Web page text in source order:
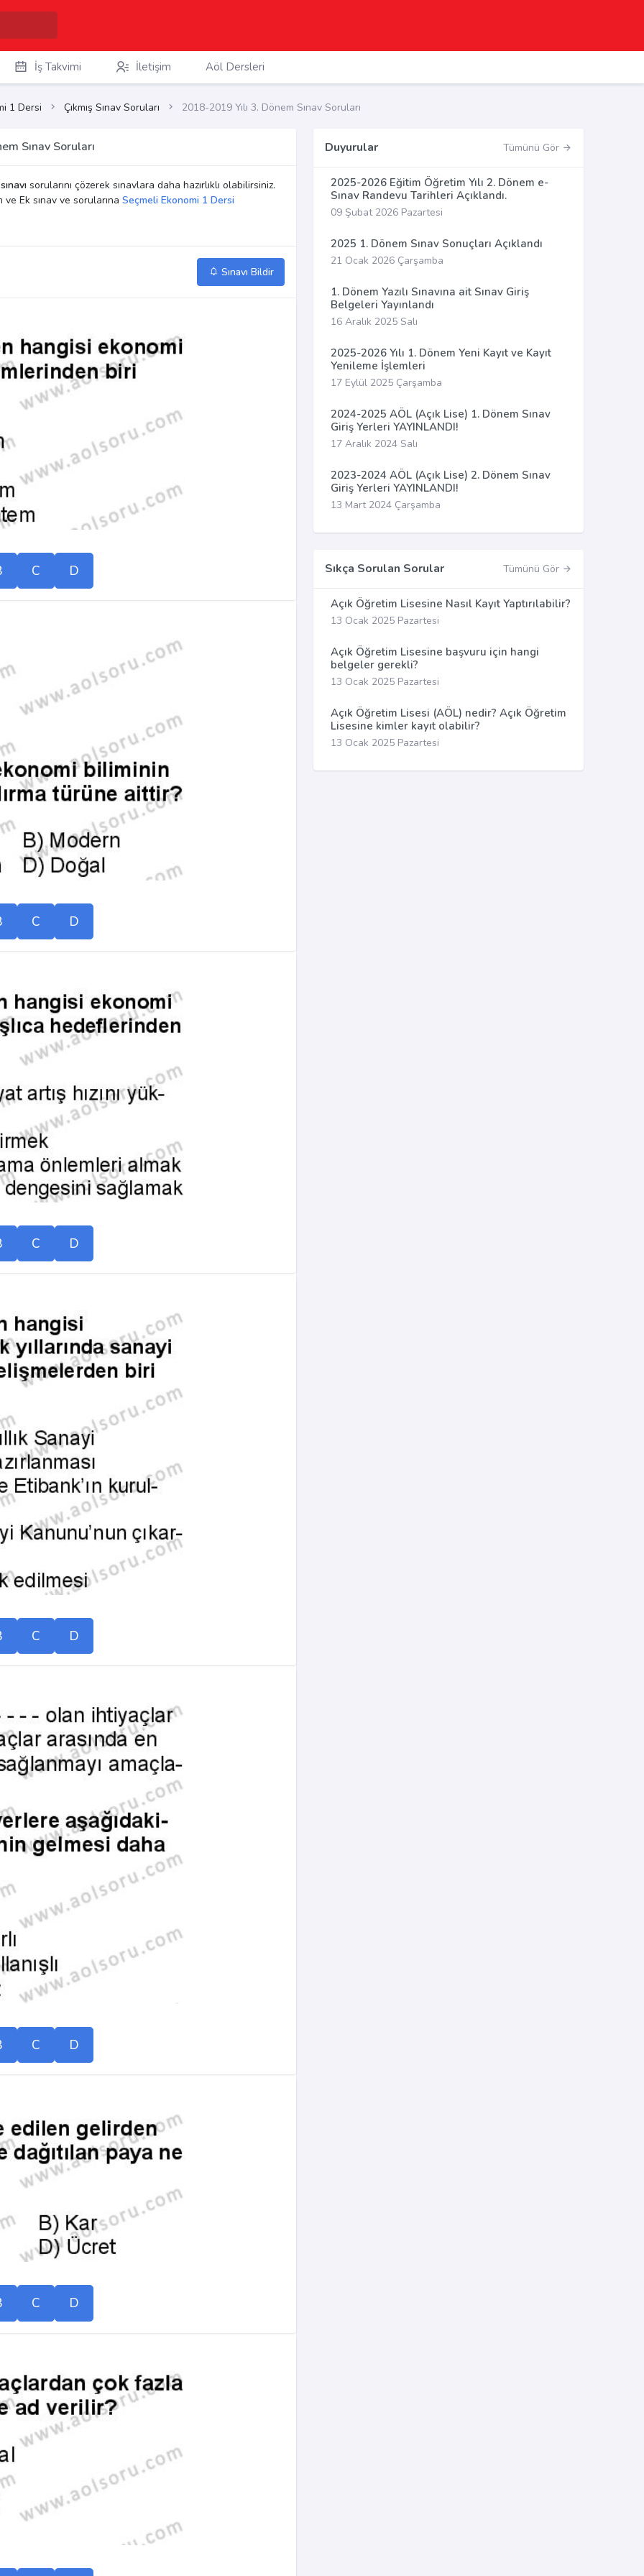
İş Takvimi İletişim Aöl Dersleri
1 Dersi Çıkmış Sınav Soruları 2018-2019 Yılı 3. Dönem Sınav Soruları
Sınav Soruları
sorularını çözerek sınavlara daha hazırlıklı olabilirsiniz.
Ek sınav ve sorularına Seçmeli Ekonomi 1 Dersi
Sınavı Bildir
C D
C D
C D
C D
C D
C D
Duyurular Tümünü Gör
2025-2026 Eğitim Öğretim Yılı 2. Dönem e-
Sınav Randevu Tarihleri Açıklandı.
09 Şubat 2026 Pazartesi
2025 1. Dönem Sınav Sonuçları Açıklandı
21 Ocak 2026 Çarşamba
1. Dönem Yazılı Sınavına ait Sınav Giriş
Belgeleri Yayınlandı
16 Aralık 2025 Salı
2025-2026 Yılı 1. Dönem Yeni Kayıt ve Kayıt
Yenileme İşlemleri
17 Eylül 2025 Çarşamba
2024-2025 AÖL (Açık Lise) 1. Dönem Sınav
Giriş Yerleri YAYINLANDI!
17 Aralık 2024 Salı
2023-2024 AÖL (Açık Lise) 2. Dönem Sınav
Giriş Yerleri YAYINLANDI!
13 Mart 2024 Çarşamba
Sıkça Sorulan Sorular Tümünü Gör
Açık Öğretim Lisesine Nasıl Kayıt Yaptırılabilir?
13 Ocak 2025 Pazartesi
Açık Öğretim Lisesine başvuru için hangi
belgeler gerekli?
13 Ocak 2025 Pazartesi
Açık Öğretim Lisesi (AÖL) nedir? Açık Öğretim
Lisesine kimler kayıt olabilir?
13 Ocak 2025 Pazartesi